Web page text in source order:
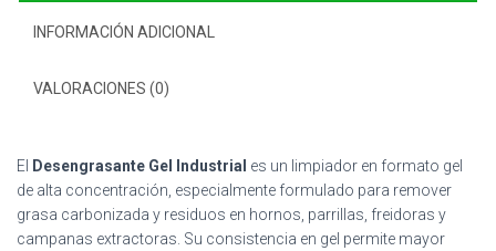
INFORMACIÓN ADICIONAL
VALORACIONES (0)
El Desengrasante Gel Industrial es un limpiador en formato gel
de alta concentración, especialmente formulado para remover
grasa carbonizada y residuos en hornos, parrillas, freidoras y
campanas extractoras. Su consistencia en gel permite mayor